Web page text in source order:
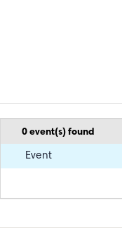
0event(s) found
Event